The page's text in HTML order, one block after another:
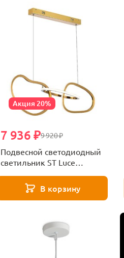
Акция 20%
9 920 ₽
7 936 ₽
Подвесной светодиодный
светильник ST Luce
В корзину